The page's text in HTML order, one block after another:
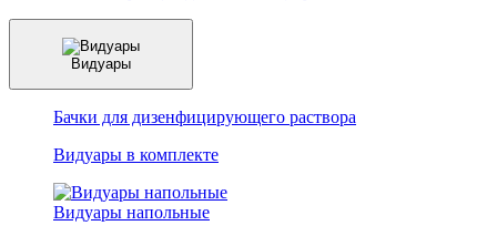
Видуары
Бачки для дизенфицирующего раствора
Видуары в комплекте
Видуары напольные